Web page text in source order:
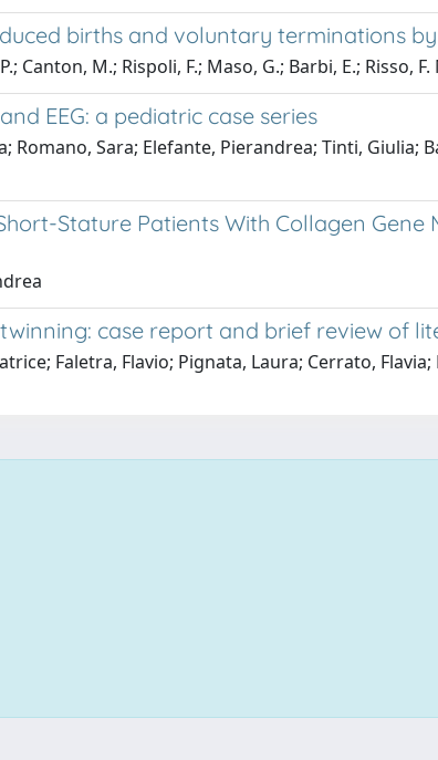
births and voluntary terminations
Canton, M.; Rispoli, F.; Maso, G.; Barbi, E.; Risso, F.
EEG: a pediatric case series
Romano, Sara; Elefante, Pierandrea; Tinti, Giulia;
Stature Patients With Collagen
case report and brief review of
Faletra, Flavio; Pignata, Laura; Cerrato,